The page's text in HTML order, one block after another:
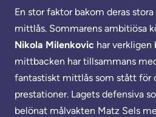
En stor faktor bakom deras
mittlås. Sommarens ambitiösa
Nikola Milenkovic har verkligen
mittbacken har tillsammans
fantastiskt mittlås som stått för
prestationer. Lagets defensiva
belönat målvakten Matz Sels